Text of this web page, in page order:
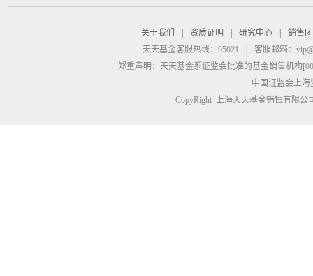
关于我们 资质证明 研究中心
销售
天天基金客服热线：95021
客服邮箱：
郑重声明： 天天基金系证监会批准的基金销售机构
中国证监会上
CopyRight 上海天天基金销售有限